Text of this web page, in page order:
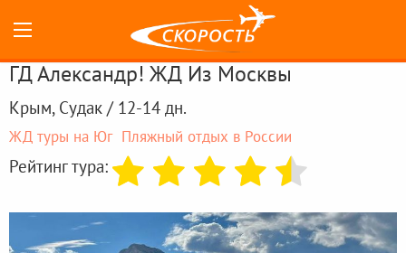
ГД Александр! ЖД Из Москвы
Крым, Судак / 12-14 дн.
ЖД туры на Юг Пляжный отдых в России
Рейтинг тура: